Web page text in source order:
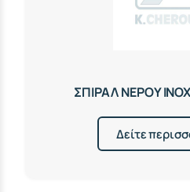
ΣΠΙΡΑΛ ΝΕΡΟΥ
Δείτε